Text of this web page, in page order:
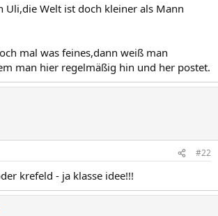
Uli,die Welt ist doch kleiner als Mann
mal was feines,dann weiß man
man hier regelmäßig hin und her postet.
#22
krefeld - ja klasse idee!!!